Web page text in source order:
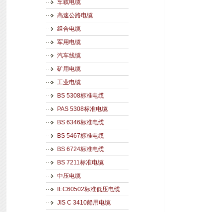
车载电缆
高速公路电缆
组合电缆
军用电缆
汽车线缆
矿用电缆
工业电缆
BS 5308标准电缆
PAS 5308标准电缆
BS 6346标准电缆
BS 5467标准电缆
BS 6724标准电缆
BS 7211标准电缆
中压电缆
IEC60502标准低压电缆
JIS C 3410船用电缆